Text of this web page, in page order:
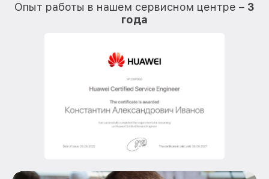
Опыт работы в нашем сервисном центре – 3
года